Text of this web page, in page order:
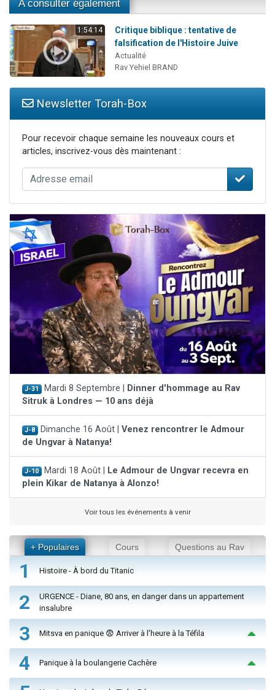
A consulter également
1:54:14
Critique biblique : tentative de
falsification de l'Histoire Juive
Actualité
Rav Yehiel BRAND
Newsletter Torah-Box
Pour recevoir chaque semaine les nouveaux cours et
articles, inscrivez-vous dès maintenant :
J-31 Mardi 8 Septembre |
Dinner d'hommage au Rav
Sitruk à Londres — 10 ans déjà
J-8 Dimanche 16 Août | Venez rencontrer le Admour
de Ungvar à Natanya!
J-10 Mardi 18 Août |
Le Admour de Ungvar recevra en
plein Kikar de Natanya à Alonzo!
Voir tous les événements à venir
+ Populaires Cours Questions au Rav
1 Histoire - À bord du Titanic
2
URGENCE - Diane, 80 ans, en danger dans un appartement
insalubre
3 Mitsva en panique 😨 Arriver à l'heure à la Téfila
4 Panique à la boulangerie Cachère